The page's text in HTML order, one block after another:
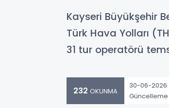
Kayseri Büyükşehir
Türk Hava Yolları
31 tur operatörü
232 OKUNMA
30-06-2026
Güncelleme